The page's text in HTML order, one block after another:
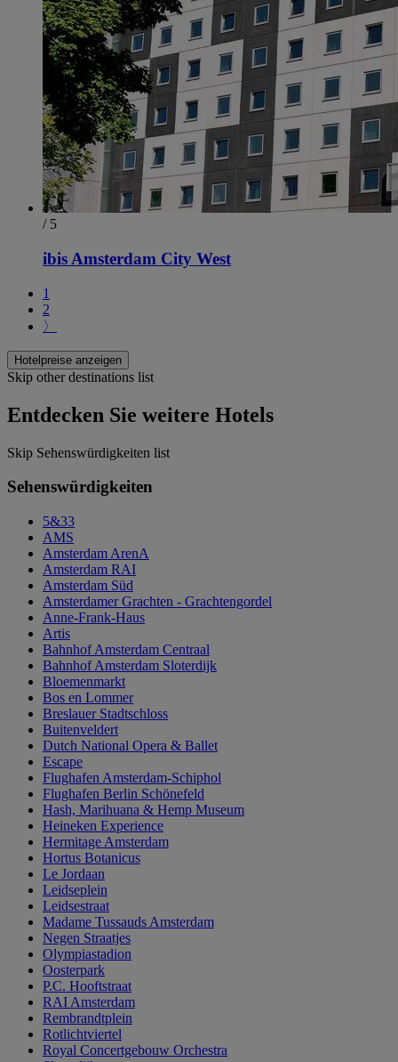
/ 5
ibis Amsterdam City West
1
2
〉
Hotelpreise anzeigen
Skip other destinations list
Entdecken Sie weitere Hotels
Skip Sehenswürdigkeiten list
Sehenswürdigkeiten
5&33
AMS
Amsterdam ArenA
Amsterdam RAI
Amsterdam Süd
Amsterdamer Grachten - Grachtengordel
Anne-Frank-Haus
Artis
Bahnhof Amsterdam Centraal
Bahnhof Amsterdam Sloterdijk
Bloemenmarkt
Bos en Lommer
Breslauer Stadtschloss
Buitenveldert
Dutch National Opera & Ballet
Escape
Flughafen Amsterdam-Schiphol
Flughafen Berlin Schönefeld
Hash, Marihuana & Hemp Museum
Heineken Experience
Hermitage Amsterdam
Hortus Botanicus
Le Jordaan
Leidseplein
Leidsestraat
Madame Tussauds Amsterdam
Negen Straatjes
Olympiastadion
Oosterpark
P.C. Hooftstraat
RAI Amsterdam
Rembrandtplein
Rotlichtviertel
Royal Concertgebouw Orchestra